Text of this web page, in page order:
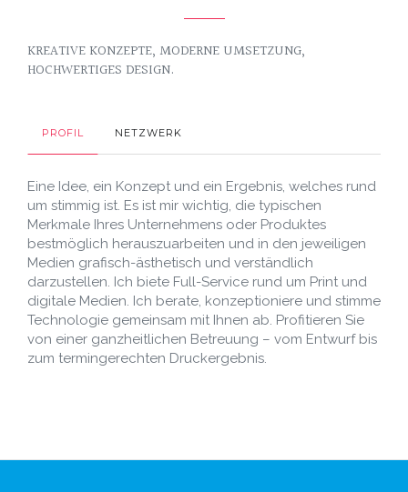
KREATIVE KONZEPTE, MODERNE UMSETZUNG,
HOCHWERTIGES DESIGN.
PROFIL NETZWERK
Eine Idee, ein Konzept und ein Ergebnis, welches rund
um stimmig ist. Es ist mir wichtig, die typischen
Merkmale Ihres Unternehmens oder Produktes
bestmöglich herauszuarbeiten und in den jeweiligen
Medien grafisch-ästhetisch und verständlich
darzustellen. Ich biete Full-Service rund um Print und
digitale Medien. Ich berate, konzeptioniere und stimme
Technologie gemeinsam mit Ihnen ab. Profitieren Sie
von einer ganzheitlichen Betreuung – vom Entwurf bis
zum termingerechten Druckergebnis.